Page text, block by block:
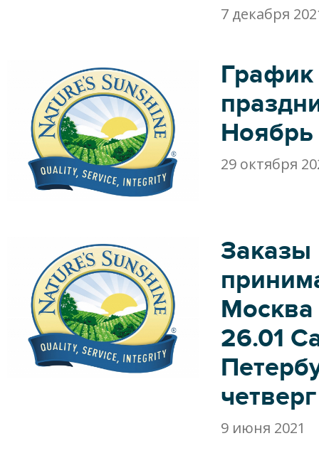
7 декабря
Ноябрь
29 октября
Заказы
Москва
26.01
9 июня 2021